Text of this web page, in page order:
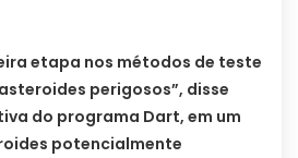
etapa nos métodos de teste
perigosos”, disse
do programa Dart, em um
potencialmente